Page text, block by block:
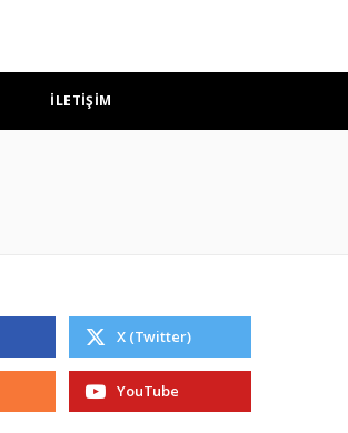
İLETİŞİM
X (Twitter)
YouTube